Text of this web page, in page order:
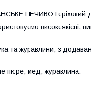
ПЕЧИВО Горіховий
високоякісні,
та журавлини, з
пюре, мед, журавлина.